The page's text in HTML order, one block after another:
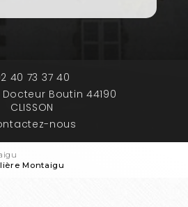
40 73 37 40
Boutin 44190
CLISSON
nous
Montaigu